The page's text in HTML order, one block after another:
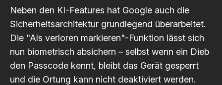
Neben den KI-Features hat Google auch die
Sicherheitsarchitektur grundlegend überarbeitet.
Die "Als verloren markieren"-Funktion lässt sich
nun biometrisch absichern – selbst wenn ein Dieb
den Passcode kennt, bleibt das Gerät gesperrt
und die Ortung kann nicht deaktiviert werden.